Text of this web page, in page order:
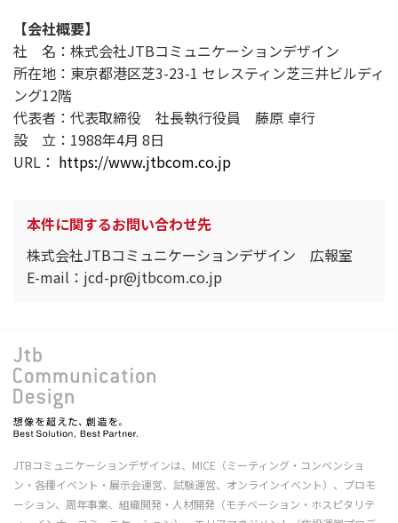
【会社概要】
社 名：株式会社JTBコミュニケーションデザイン
所在地：東京都港区芝3-23-1 セレスティン芝三井ビルディ
ング12階
代表者：代表取締役 社長執行役員 藤原 卓行
設 立：1988年4月 8日
URL： https://www.jtbcom.co.jp
本件に関するお問い合わせ先
株式会社JTBコミュニケーションデザイン 広報室
E-mail：jcd-pr@jtbcom.co.jp
JTBコミュニケーションデザインは、MICE（ミーティング・コンベンショ
ン・各種イベント・展示会運営、試験運営、オンラインイベント）、プロモ
ーション、周年事業、組織開発・人材開発（モチベーション・ホスピタリテ